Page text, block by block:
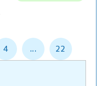
4 ... 22